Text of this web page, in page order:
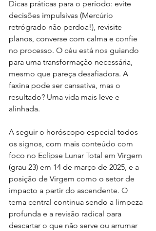
Dicas práticas para o período: evite
decisões impulsivas (Mercúrio
retrógrado não perdoa!), revisite
planos, converse com calma e confie
no processo. O céu está nos guiando
para uma transformação necessária,
mesmo que pareça desafiadora. A
faxina pode ser cansativa, mas o
resultado? Uma vida mais leve e
alinhada.
A seguir o horóscopo especial todos
os signos, com mais conteúdo com
foco no Eclipse Lunar Total em Virgem
(grau 23) em 14 de março de 2025, e a
posição de Virgem como o setor de
impacto a partir do ascendente. O
tema central continua sendo a limpeza
profunda e a revisão radical para
descartar o que não serve ou arrumar